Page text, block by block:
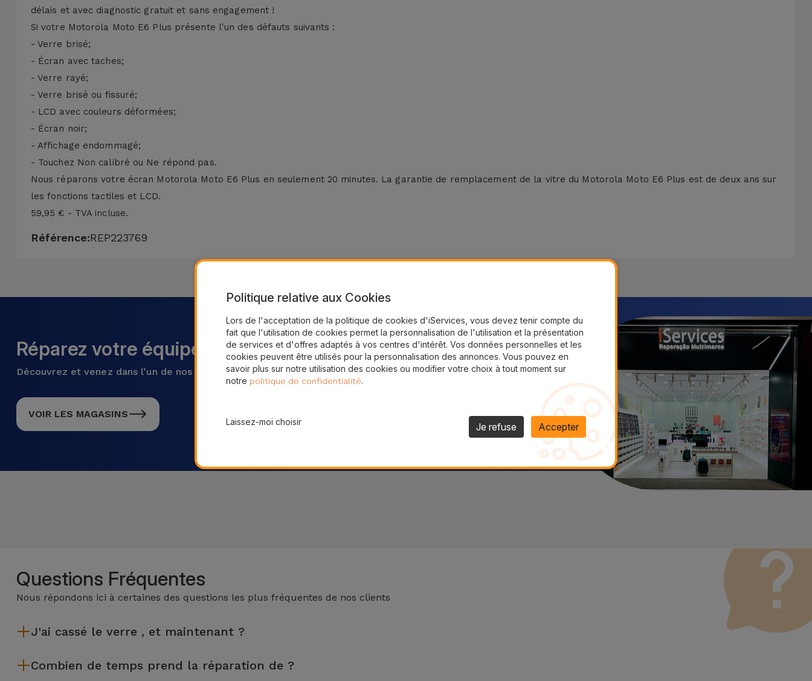
Accessoires
tout
délais et avec diagnostic gratuit et sans engagement !
Si votre Motorola Moto E6 Plus présente l'un des défauts suivants :
- Verre brisé;
- Écran avec taches;
- Verre rayé;
- Verre brisé ou fissuré;
- LCD avec couleurs déformées;
- Écran noir;
- Affichage endommagé;
- Touchez Non calibré ou Ne répond pas.
Nous réparons votre écran Motorola Moto E6 Plus en seulement 20 minutes. La garantie de remplacement de la vitre du Motorola Moto E6 Plus est de deux ans sur
les fonctions tactiles et LCD.
59,95 € - TVA incluse.
Référence:REP223769
Réparez votre équipement maintenant !
Découvrez et venez dans l’un de nos plus de 28 magasins au Belgique
VOIR LES MAGASINS
Questions Fréquentes
Nous répondons ici à certaines des questions les plus fréquentes de nos clients
J'ai cassé le verre , et maintenant ?
Combien de temps prend la réparation de ?
Politique relative aux Cookies
Lors de l'acceptation de la politique de cookies d'iServices, vous devez tenir compte du
fait que l'utilisation de cookies permet la personnalisation de l'utilisation et la présentation
de services et d'offres adaptés à vos centres d'intérêt. Vos données personnelles et les
cookies peuvent être utilisés pour la personnalisation des annonces. Vous pouvez en
savoir plus sur notre utilisation des cookies ou modifier votre choix à tout moment sur
notre politique de confidentialité.
Laissez-moi choisir Je refuse Accepter